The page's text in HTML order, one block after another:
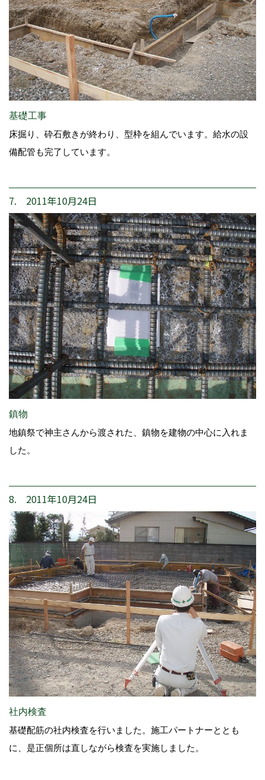
基礎工事
床掘り、砕石敷きが終わり、型枠を組んでいます。給水の設
備配管も完了しています。
7. 2011年10月24日
鎮物
地鎮祭で神主さんから渡された、鎮物を建物の中心に入れま
した。
8. 2011年10月24日
社内検査
基礎配筋の社内検査を行いました。施工パートナーととも
に、是正個所は直しながら検査を実施しました。